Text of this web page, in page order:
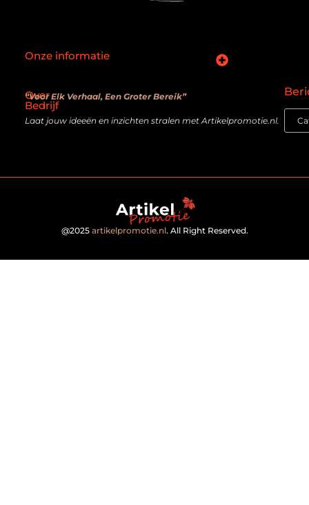
Over
Bedrijf
“Voor Elk Verhaal, Een Groter Bereik”
Laat jouw ideeën en inzichten stralen met Artikelpromotie.nl.
Onze informatie
@2025 artikelpromotie.nl. All Right Reserved.